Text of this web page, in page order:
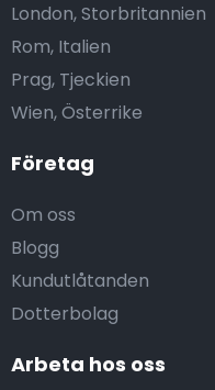
Företag
Om oss
Blogg
Kundutlåtanden
Dotterbolag
Arbeta hos oss
London, Storbritannien
Rom, Italien
Prag, Tjeckien
Wien, Österrike